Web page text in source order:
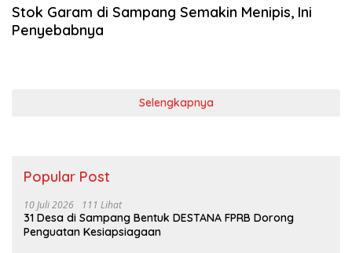
Stok Garam di Sampang Semakin Menipis, Ini
Penyebabnya
Selengkapnya
Popular Post
10 Juli 2026 111 Lihat
31 Desa di Sampang Bentuk DESTANA FPRB Dorong
Penguatan Kesiapsiagaan